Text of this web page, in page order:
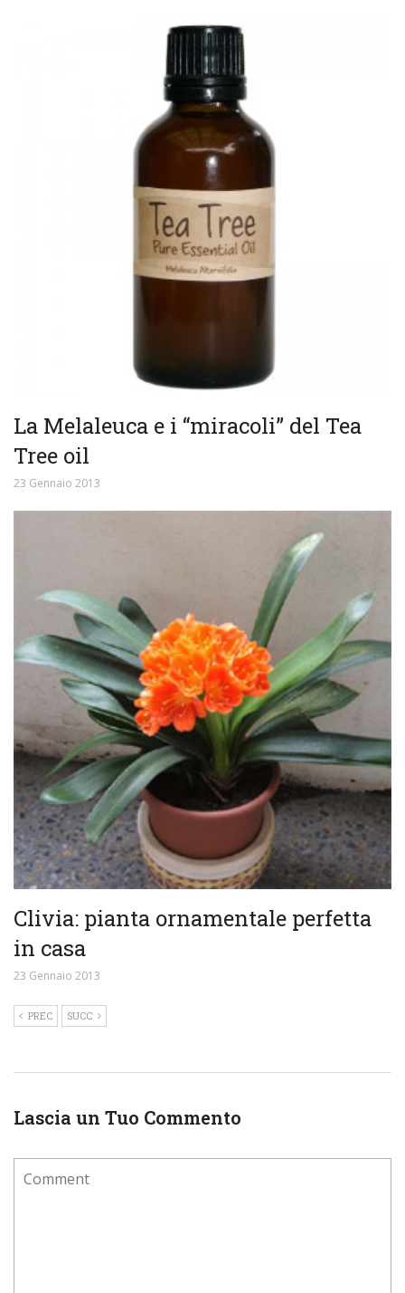
La Melaleuca e i “miracoli” del Tea
Tree oil
23 Gennaio 2013
Clivia: pianta ornamentale perfetta
in casa
23 Gennaio 2013
PREC SUCC
Lascia un Tuo Commento